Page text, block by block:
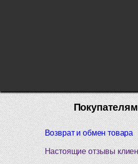
Возврат и обмен товара
Настоящие отзывы